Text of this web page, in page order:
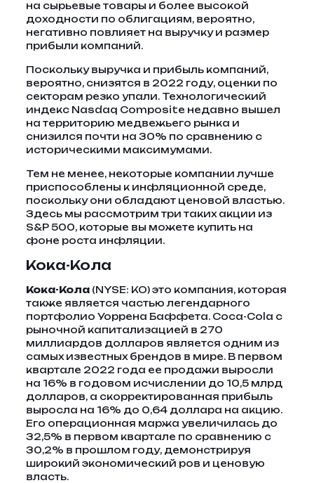
на сырьевые товары и более высокой
доходности по облигациям, вероятно,
негативно повлияет на выручку и размер
прибыли компаний.
Поскольку выручка и прибыль компаний,
вероятно, снизятся в 2022 году, оценки по
секторам резко упали. Технологический
индекс Nasdaq Composite недавно вышел
на территорию медвежьего рынка и
снизился почти на 30% по сравнению с
историческими максимумами.
Тем не менее, некоторые компании лучше
приспособлены к инфляционной среде,
поскольку они обладают ценовой властью.
Здесь мы рассмотрим три таких акции из
S&P 500, которые вы можете купить на
фоне роста инфляции.
Кока-Кола
Кока-Кола (NYSE: КО)это компания, которая
также является частью легендарного
портфолио Уоррена Баффета. Coca-Cola с
рыночной капитализацией в 270
миллиардов долларов является одним из
самых известных брендов в мире. В первом
квартале 2022 года ее продажи выросли
на 16% в годовом исчислении до 10,5 млрд
долларов, а скорректированная прибыль
выросла на 16% до 0,64 доллара на акцию.
Его операционная маржа увеличилась до
32,5% в первом квартале по сравнению с
30,2% в прошлом году, демонстрируя
широкий экономический ров и ценовую
власть.